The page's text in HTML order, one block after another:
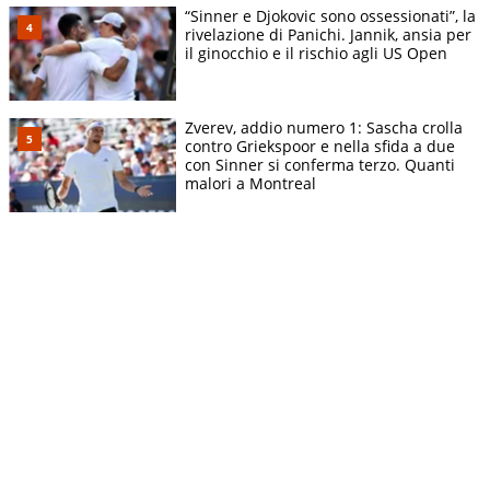
“Sinner e Djokovic sono ossessionati”, la
rivelazione di Panichi. Jannik, ansia per
il ginocchio e il rischio agli US Open
Zverev, addio numero 1: Sascha crolla
contro Griekspoor e nella sfida a due
con Sinner si conferma terzo. Quanti
malori a Montreal